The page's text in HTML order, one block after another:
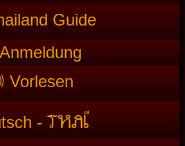
Guide
Vorlesen
- THAI